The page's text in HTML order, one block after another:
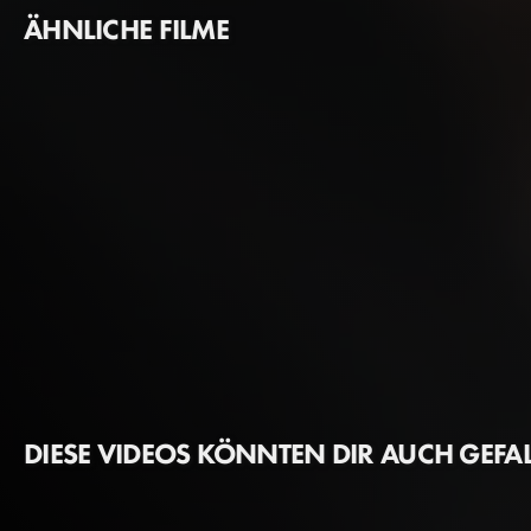
ÄHNLICHE FILME
DIESE VIDEOS KÖNNTEN DIR AUCH